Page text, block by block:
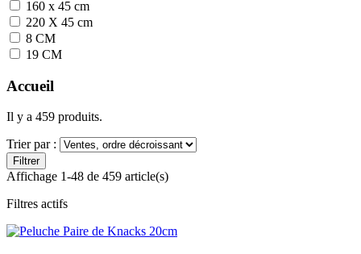
160 x 45 cm
220 X 45 cm
8 CM
19 CM
Accueil
Il y a 459 produits.
Trier par :
Filtrer
Affichage 1-48 de 459 article(s)
Filtres actifs